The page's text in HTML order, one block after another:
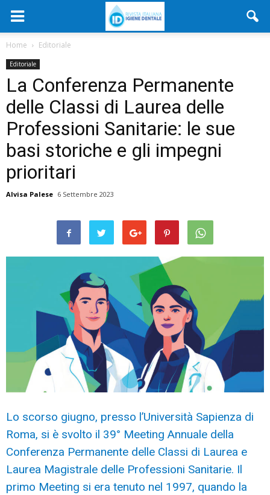
Home Editoriale
Editoriale
La Conferenza Permanente
delle Classi di Laurea delle
Professioni Sanitarie: le sue
basi storiche e gli impegni
prioritari
Alvisa Palese 6 Settembre 2023
Lo scorso giugno, presso l’Università Sapienza di
Roma, si è svolto il 39° Meeting Annuale della
Conferenza Permanente delle Classi di Laurea e
Laurea Magistrale delle Professioni Sanitarie. Il
primo Meeting si era tenuto nel 1997, quando la